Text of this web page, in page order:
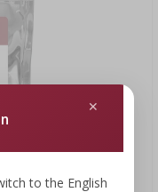
to the English